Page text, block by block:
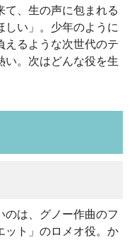
て、生の声に包まれる
しい」。少年のように
えるような次世代のテ
い。次はどんな役を生
は、グノー作曲のフ
ット」のロメオ役。か